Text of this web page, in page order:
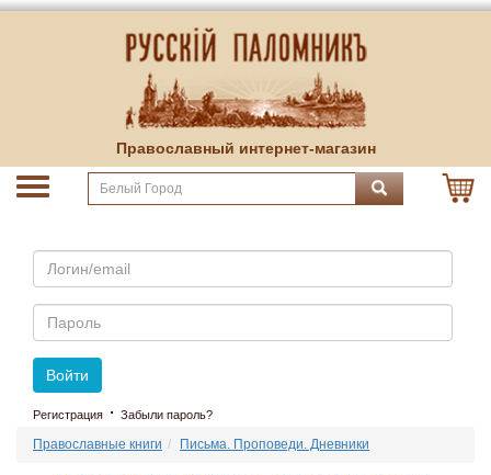
Православный интернет-магазин
Email
Пароль
Войти
Регистрация · Забыли пароль?
Православные книги Письма. Проповеди. Дневники